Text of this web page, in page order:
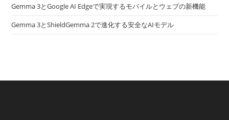
Gemma 3とGoogle AI Edgeで実現するモバイルとウェブの新機能
Gemma 3とShieldGemma 2で進化する安全なAIモデル